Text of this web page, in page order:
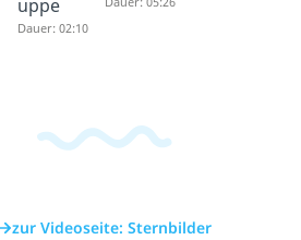
uppe
Dauer: 02:10
zur Videoseite: Sternbilder